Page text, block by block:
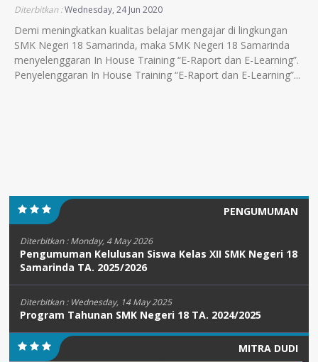
Diterbitkan :Wednesday, 24 Jun 2020
Demi meningkatkan kualitas belajar mengajar di lingkungan
SMK Negeri 18 Samarinda, maka SMK Negeri 18 Samarinda
menyelenggaran In House Training “E-Raport dan E-Learning”.
Penyelenggaran In House Training “E-Raport dan E-Learning”...
PENGUMUMAN
Diterbitkan :Monday, 4 May 2026
Pengumuman Kelulusan Siswa Kelas XII SMK Negeri 18
Samarinda TA. 2025/2026
Diterbitkan : Wednesday, 14 May 2025
Program Tahunan SMK Negeri 18 TA. 2024/2025
MITRA DUDI